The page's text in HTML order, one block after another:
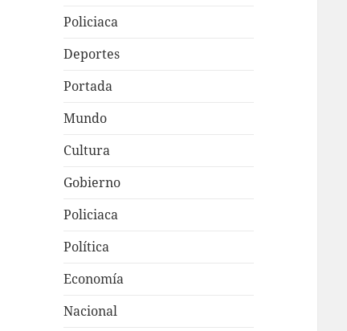
Policiaca
Deportes
Portada
Mundo
Cultura
Gobierno
Policiaca
Política
Economía
Nacional